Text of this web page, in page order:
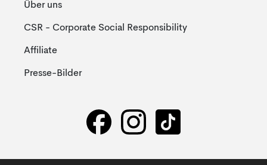
Über uns
CSR - Corporate Social Responsibility
Affiliate
Presse-Bilder